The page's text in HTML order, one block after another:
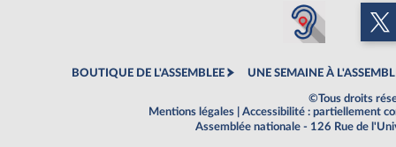
BOUTIQUE DE L'ASSEMBLEE UNE SEMAINE À
©Tous droits
Mentions légales
Accessibilité : partiellement
Assemblée nationale - 126 Rue de